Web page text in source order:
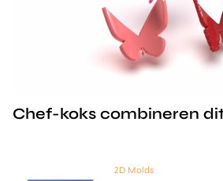
Chef-koks combineren
2D Molds